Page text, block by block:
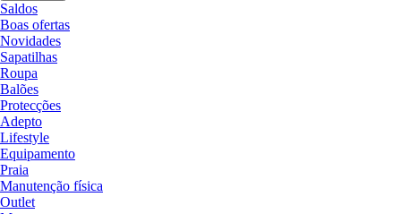
Saldos
Boas ofertas
Novidades
Sapatilhas
Roupa
Balões
Protecções
Adepto
Lifestyle
Equipamento
Praia
Manutenção física
Outlet